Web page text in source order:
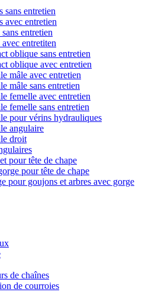
sans entretien
avec entretien
entretien
entretiten
oblique sans entretien
oblique avec entretien
mâle avec entretien
mâle sans entretien
femelle avec entretien
femelle sans entretien
pour vérins hydrauliques
angulaire
droit
pour tête de chape
pour tête de chape
pour goujons et arbres avec gorge
de chaînes
de courroies